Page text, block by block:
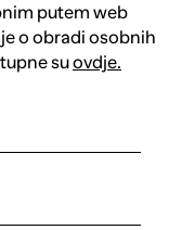
putem web
o obradi osobnih
suovdje.